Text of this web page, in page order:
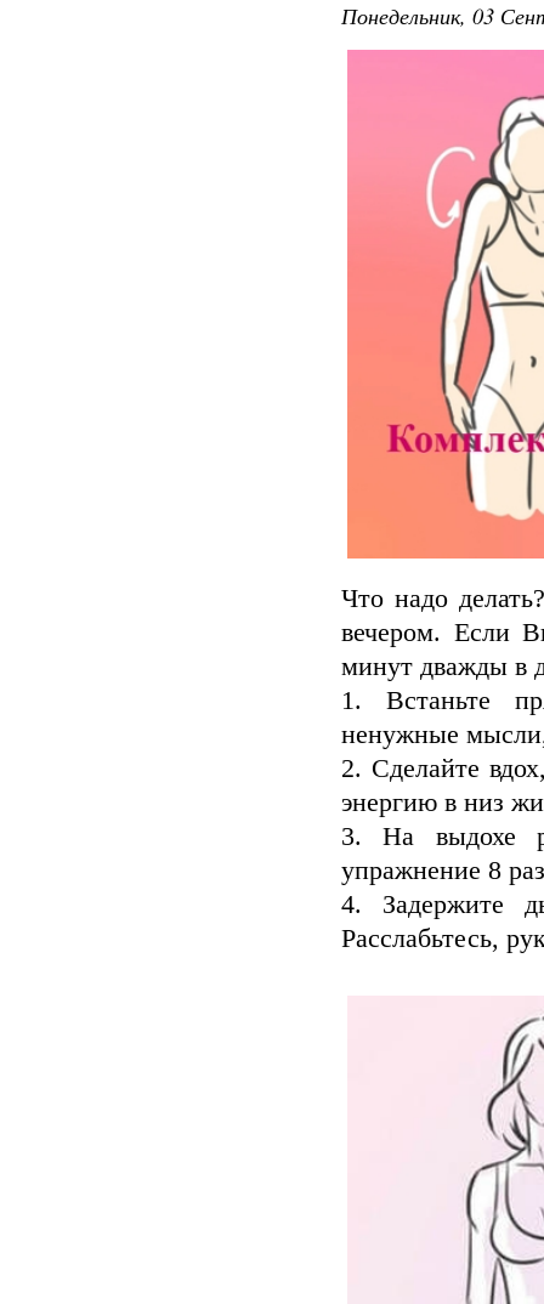
Понедельник, 03
Что надо
вечером. Если
минут дважды в
1.
Встаньте
ненужные
2. Сделайте
энергию в низ
3.
На выдохе
упражнение 8
4.
Задержите
Расслабьтесь,